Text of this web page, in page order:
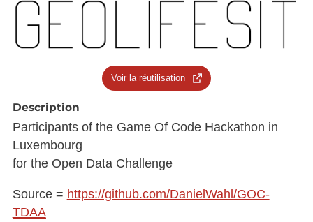
Voir la réutilisation
Description
Participants of the Game Of Code Hackathon in
Luxembourg
for the Open Data Challenge
Source = https://github.com/DanielWahl/GOC-
TDAA